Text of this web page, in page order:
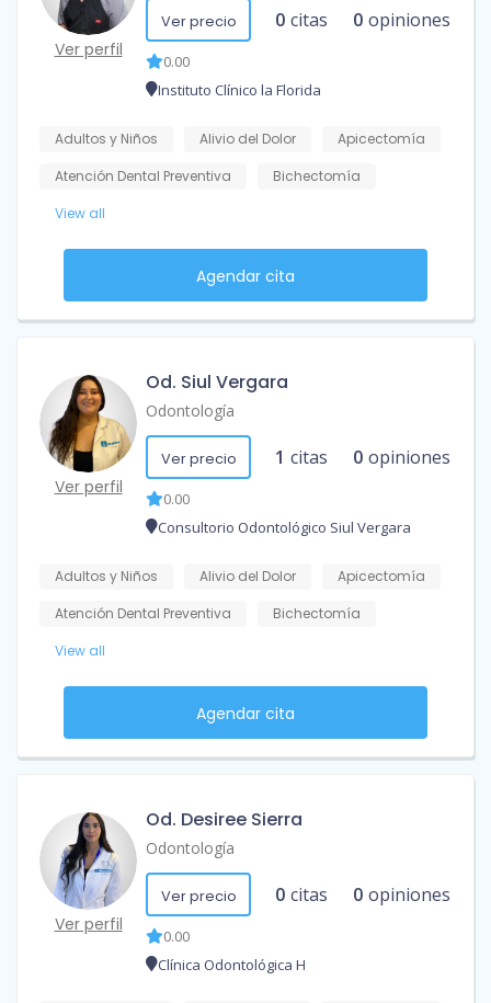
Ver perfil
Ver precio 0 citas 0 opiniones
0.00
Instituto Clínico la Florida
Adultos y Niños Alivio del Dolor
Apicectomía
Atención Dental Preventiva
Bichectomía
View all
Agendar cita
Ver perfil
Od. Siul Vergara
Odontología
Ver precio 1 citas 0 opiniones
0.00
Consultorio Odontológico Siul Vergara
Adultos y Niños Alivio del Dolor
Apicectomía
Atención Dental Preventiva
Bichectomía
View all
Agendar cita
Ver perfil
Od. Desiree Sierra
Odontología
Ver precio 0 citas 0 opiniones
0.00
Clínica Odontológica H